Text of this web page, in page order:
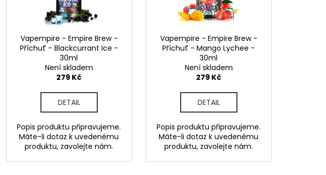
Vapempire - Empire Brew -
Příchuť - Blackcurrant Ice -
30ml
Není skladem
279 Kč
DETAIL
Popis produktu připravujeme.
Máte-li dotaz k uvedenému
produktu, zavolejte nám.
Vapempire - Empire Brew -
Příchuť - Mango Lychee -
30ml
Není skladem
279 Kč
DETAIL
Popis produktu připravujeme.
Máte-li dotaz k uvedenému
produktu, zavolejte nám.
ELF BAR ELFA POD - PŘEDNAPLNĚNÁ
CARTRIDGE - WATERMELON - 20MG -
2KS
189 Kč
Původně: 225 Kč